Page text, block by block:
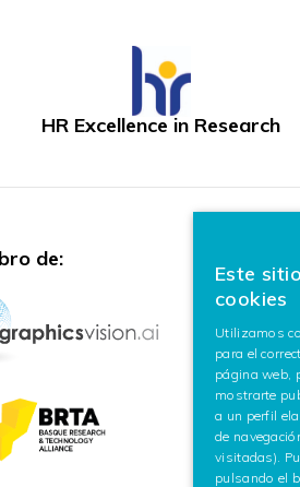
HR Excellence in Research
de:
Este
cookies
Utilizamos
para el
página web,
mostrarte
a un perfil
de
visitadas).
pulsando el